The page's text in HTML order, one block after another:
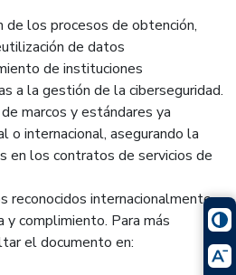
de los procesos de obtención,
de datos
de instituciones
a la gestión de la ciberseguridad.
marcos y estándares ya
o internacional, asegurando la
en los contratos de servicios de
reconocidos internacionalmente
y complimiento. Para más
el documento en: